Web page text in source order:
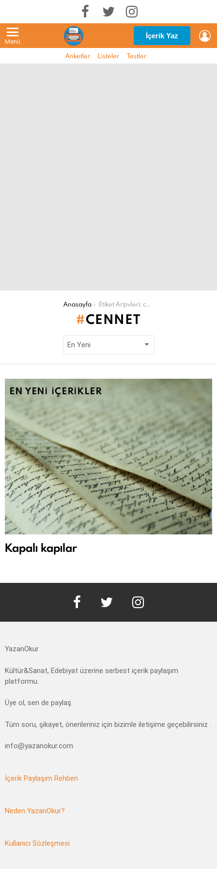
Menü
İçerik Yaz
Anketler Listeler Testler
Anasayfa Etiket Arşivleri: cennet
CENNET
EN YENI İÇERIKLER
Kapalı kapılar
YazanOkur
Kültür&Sanat, Edebiyat üzerine serbest içerik paylaşım
platformu.
Üye ol, sen de paylaş.
Tüm soru, şikayet, önerileriniz için bizimle iletişime geçebilirsiniz .
info@yazanokur.com
İçerik Paylaşım Rehberi
Neden YazanOkur?
Kullanıcı Sözleşmesi